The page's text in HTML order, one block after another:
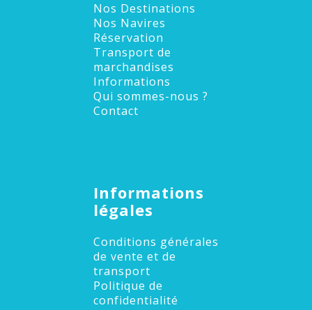
Nos Destinations
Nos Navires
Réservation
Transport de
marchandises
Informations
Qui sommes-nous ?
Contact
Informations
légales
Conditions générales
de vente et de
transport
Politique de
confidentialité